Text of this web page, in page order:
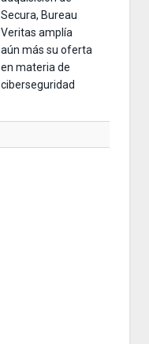
Secura, Bureau
Veritas amplía
aún más su oferta
en materia de
ciberseguridad